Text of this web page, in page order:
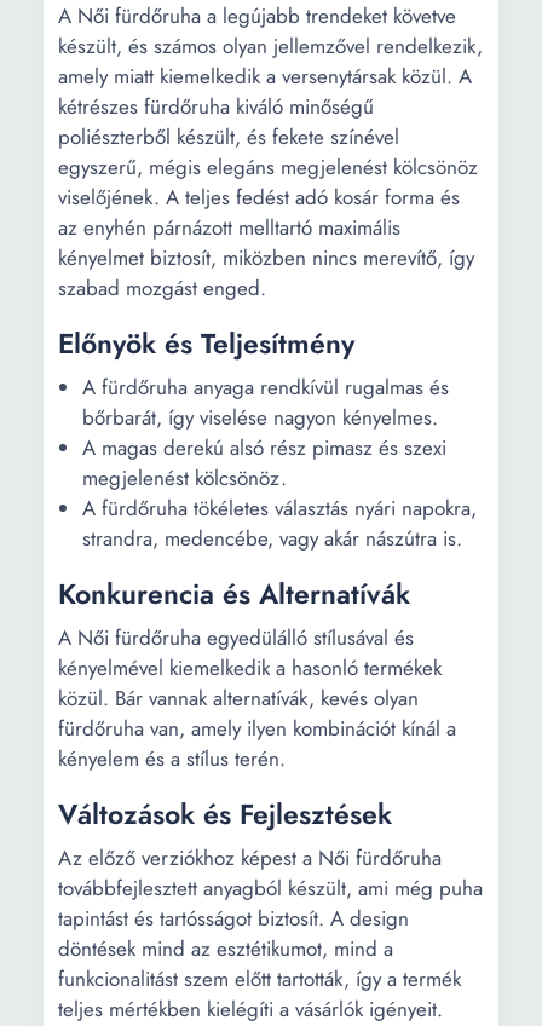
A Női fürdőruha a legújabb trendeket követve
készült, és számos olyan jellemzővel rendelkezik,
amely miatt kiemelkedik a versenytársak közül. A
kétrészes fürdőruha kiváló minőségű
poliészterből készült, és fekete színével
egyszerű, mégis elegáns megjelenést kölcsönöz
viselőjének. A teljes fedést adó kosár forma és
az enyhén párnázott melltartó maximális
kényelmet biztosít, miközben nincs merevítő, így
szabad mozgást enged.
Előnyök és Teljesítmény
A fürdőruha anyaga rendkívül rugalmas és
bőrbarát, így viselése nagyon kényelmes.
A magas derekú alsó rész pimasz és szexi
megjelenést kölcsönöz.
A fürdőruha tökéletes választás nyári napokra,
strandra, medencébe, vagy akár nászútra is.
Konkurencia és Alternatívák
A Női fürdőruha egyedülálló stílusával és
kényelmével kiemelkedik a hasonló termékek
közül. Bár vannak alternatívák, kevés olyan
fürdőruha van, amely ilyen kombinációt kínál a
kényelem és a stílus terén.
Változások és Fejlesztések
Az előző verziókhoz képest a Női fürdőruha
továbbfejlesztett anyagból készült, ami még puha
tapintást és tartósságot biztosít. A design
döntések mind az esztétikumot, mind a
funkcionalitást szem előtt tartották, így a termék
teljes mértékben kielégíti a vásárlók igényeit.